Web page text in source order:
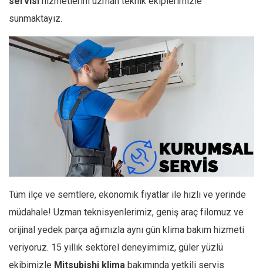
sunmaktayız.
Tüm ilçe ve semtlere, ekonomik fiyatlar ile hızlı ve yerinde
müdahale! Uzman teknisyenlerimiz, geniş araç filomuz ve
orijinal yedek parça ağımızla aynı gün klima bakım hizmeti
veriyoruz. 15 yıllık sektörel deneyimimiz, güler yüzlü
ekibimizle Mitsubishi klima bakımında yetkili servis